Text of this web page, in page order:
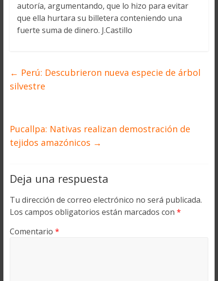
autoría, argumentando, que lo hizo para evitar
que ella hurtara su billetera conteniendo una
fuerte suma de dinero. J.Castillo
← Perú: Descubrieron nueva especie de árbol
silvestre
Pucallpa: Nativas realizan demostración de
tejidos amazónicos →
Deja una respuesta
Tu dirección de correo electrónico no será publicada.
Los campos obligatorios están marcados con *
Comentario *